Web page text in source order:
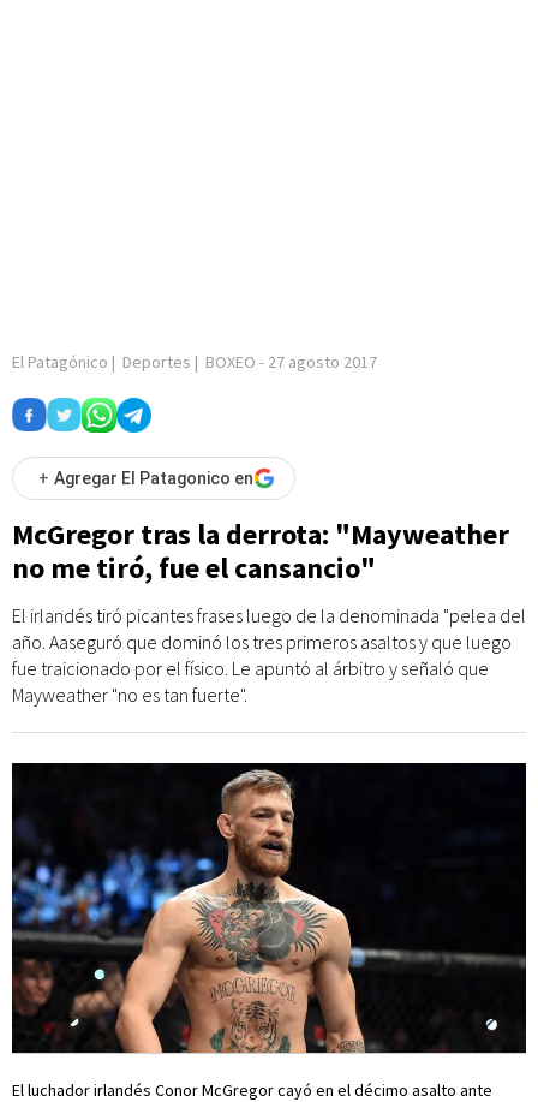
El Patagónico | Deportes | BOXEO - 27 agosto 2017
+ Agregar El Patagonico en
McGregor tras la derrota: "Mayweather
no me tiró, fue el cansancio"
El irlandés tiró picantes frases luego de la denominada "pelea del
año. Aaseguró que dominó los tres primeros asaltos y que luego
fue traicionado por el físico. Le apuntó al árbitro y señaló que
Mayweather "no es tan fuerte".
El luchador irlandés Conor McGregor cayó en el décimo asalto ante